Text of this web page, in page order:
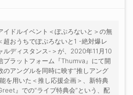
イドルイベント＜ぽぷろないと＞の無
超おうちでぽぷろないと1 -絶対爆レ
ルディスタンス-＞が、2020年11月10
プラットフォーム『Thumva』にて開
のアングルを同時に映す“推しアング
を用いた＜推し応援企画＞、新特典
』での“ライブ特典会”という、配